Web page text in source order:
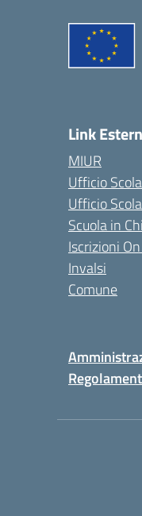
Link
MIUR
Ufficio
Ufficio
Scuola in
Iscrizioni
Invalsi
Comune